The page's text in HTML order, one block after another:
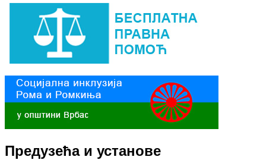
Предузећа и установе